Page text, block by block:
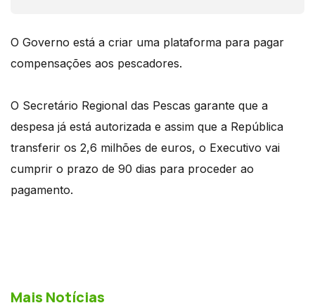
O Governo está a criar uma plataforma para pagar
compensações aos pescadores.
O Secretário Regional das Pescas garante que a
despesa já está autorizada e assim que a República
transferir os 2,6 milhões de euros, o Executivo vai
cumprir o prazo de 90 dias para proceder ao
pagamento.
Mais Notícias